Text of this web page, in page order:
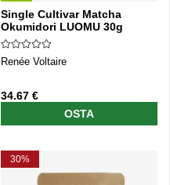
Single Cultivar Matcha
Okumidori LUOMU 30g
Renée Voltaire
34.67 €
OSTA
30%